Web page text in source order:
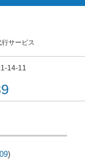
サービス
14-11
)